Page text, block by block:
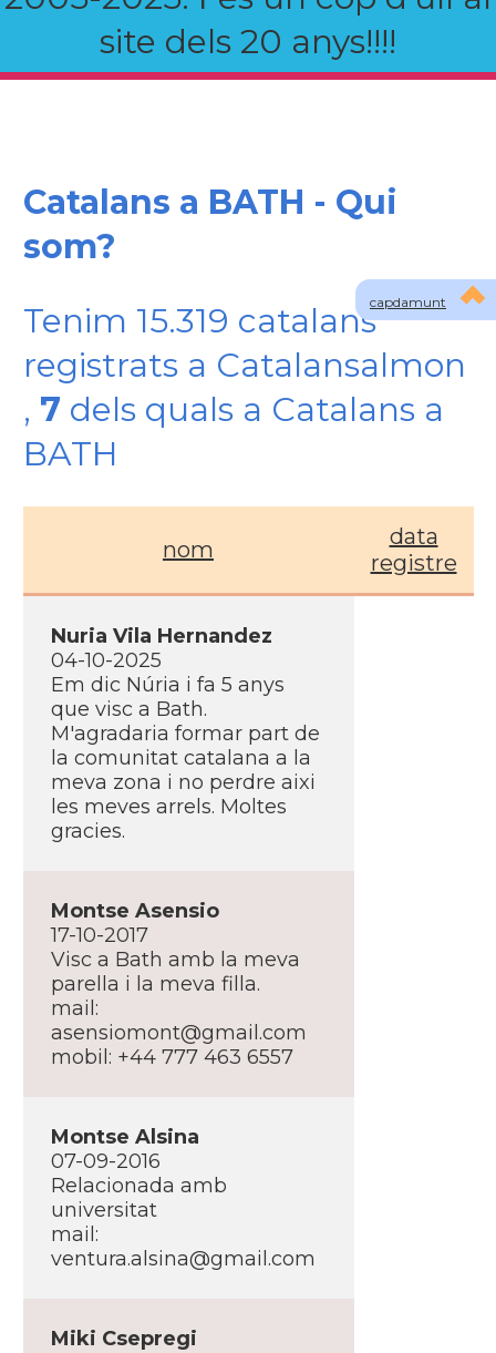
site dels 20 anys!!!!
capdamunt
Catalans a BATH - Qui
som?
Tenim 15.319 catalans
registrats a Catalansalmon
, 7 dels quals a Catalans a
BATH
nom
data
registre
Nuria Vila Hernandez
04-10-2025
Em dic Núria i fa 5 anys
que visc a Bath.
M'agradaria formar part de
la comunitat catalana a la
meva zona i no perdre aixi
les meves arrels. Moltes
gracies.
Montse Asensio
17-10-2017
Visc a Bath amb la meva
parella i la meva filla.
mail:
asensiomont@gmail.com
mobil: +44 777 463 6557
Montse Alsina
07-09-2016
Relacionada amb
universitat
mail:
ventura.alsina@gmail.com
Miki Csepregi